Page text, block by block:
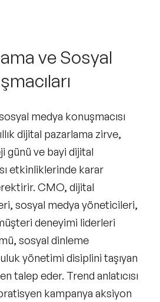
ve Sosyal
medya konuşmacısı
dijital pazarlama zirve,
günü ve bayi dijital
etkinliklerinde karar
CMO, dijital
sosyal medya yöneticileri,
deneyimi liderleri
sosyal dinleme
yönetimi disiplini taşıyan
talep eder. Trend anlatıcısı
kampanya aksiyon